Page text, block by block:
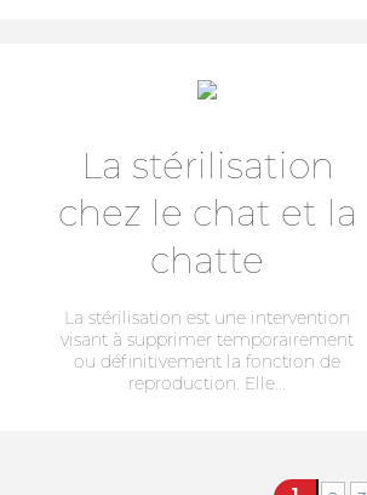
La stérilisation
chez le chat et la
chatte
La stérilisation est une intervention
visant à supprimer temporairement
ou définitivement la fonction de
reproduction. Elle...